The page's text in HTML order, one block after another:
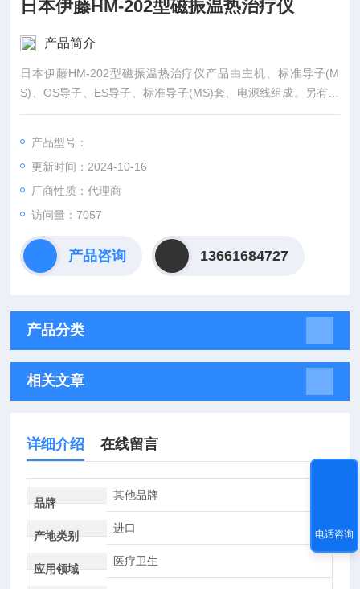
日本伊藤HM-202型磁振温热治疗仪
产品简介
日本伊藤HM-202型磁振温热治疗仪产品由主机、标准导子(M
S)、OS导子、ES导子、标准导子(MS)套、电源线组成。另有选
购件：MS治疗导子和导子套、LS治疗导子和导子套、OS治疗导
(下肢)、OS(腹和腰)、ES(肩和膝)。
产品型号：
更新时间：2024-10-16
厂商性质：代理商
访问量：7057
产品咨询 13661684727
产品分类
相关文章
详细介绍 在线留言
品牌
其他品牌
产地类别
进口
应用领域
医疗卫生
电话咨询